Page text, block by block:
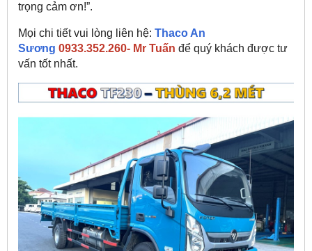
trọng cảm ơn!”.
Mọi chi tiết vui lòng liên hệ: Thaco An
Sương 0933.352.260- Mr Tuấn để quý khách được tư
vấn tốt nhất.